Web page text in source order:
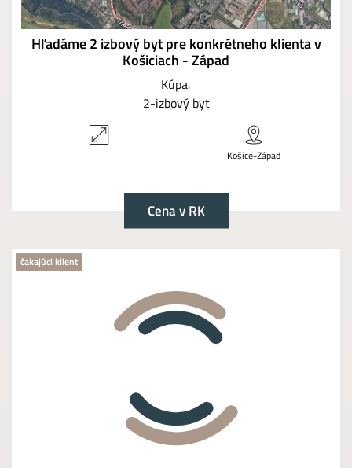
Hľadáme 2 izbový byt pre konkrétneho klienta v
Košiciach - Západ
Kúpa
2-izbový byt
Košice-Západ
Cena v RK
čakajúci klient